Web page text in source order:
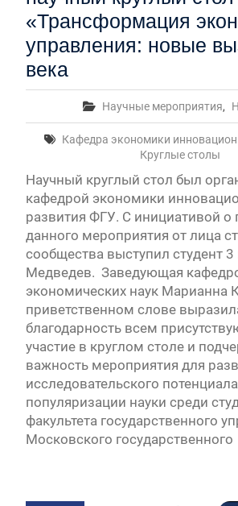
«Трансформация
управления: новые
века
Научные мероприятия,
Кафедра экономики
Круглые столы
Научный круглый стол был
кафедрой экономики
развития ФГУ. С инициативой о
данного мероприятия от лица
сообщества выступил студент
Медведев. Заведующая
экономических наук Марианна
приветственном слове
благодарность всем
участие в круглом столе и
важность мероприятия для
исследовательского
популяризации науки среди
факультета государственного
Московского государственного